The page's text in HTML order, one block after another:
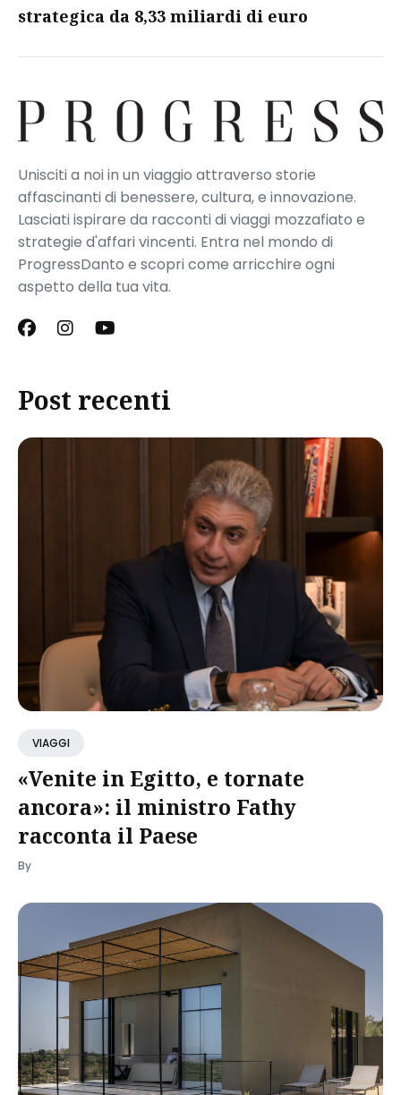
strategica da 8,33 miliardi di euro​
Unisciti a noi in un viaggio attraverso storie
affascinanti di benessere, cultura, e innovazione.
Lasciati ispirare da racconti di viaggi mozzafiato e
strategie d'affari vincenti. Entra nel mondo di
ProgressDanto e scopri come arricchire ogni
aspetto della tua vita.
Post recenti
VIAGGI
«Venite in Egitto, e tornate
ancora»: il ministro Fathy
racconta il Paese
By